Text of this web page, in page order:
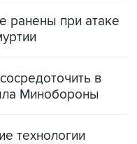
ранены при атаке
в
Минобороны
технологии